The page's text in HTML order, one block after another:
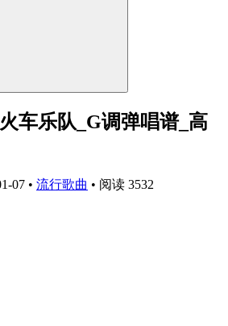
车乐队_G调弹唱谱_高
07 • 流行歌曲 • 阅读 3532